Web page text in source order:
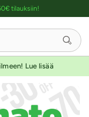
tilauksiin!
Lue lisää